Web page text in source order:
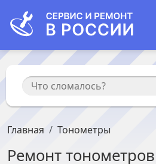
Главная Тонометры
Ремонт тонометров